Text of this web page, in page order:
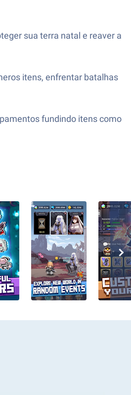
sua terra natal e reaver a
itens, enfrentar batalhas
fundindo itens como